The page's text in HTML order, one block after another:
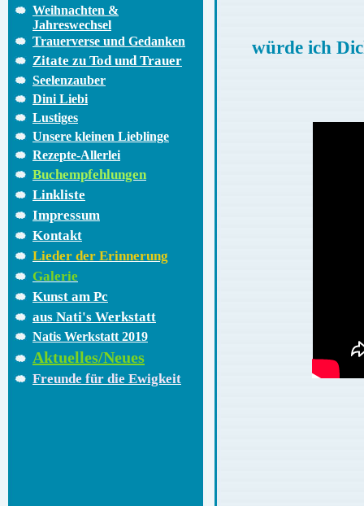
Weihnachten &
Jahreswechsel
Trauerverse und Gedanken
Zitate zu Tod und Trauer
Seelenzauber
Dini Liebi
Lustiges
Unsere kleinen Lieblinge
Rezepte-Allerlei
Buchempfehlungen
Linkliste
Impressum
Kontakt
Lieder der Erinnerung
Galerie
Kunst am Pc
aus Nati's Werkstatt
Natis Werkstatt 2019
Aktuelles/Neues
Freunde für die Ewigkeit
würde ich